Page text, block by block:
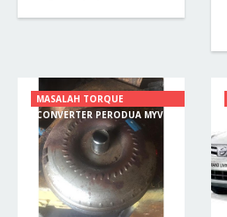
MASALAH TORQUE
CONVERTER PERODUA MYVI